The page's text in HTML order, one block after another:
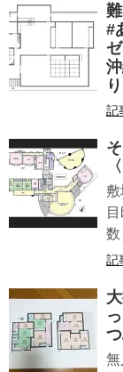
#
記
数
記
無